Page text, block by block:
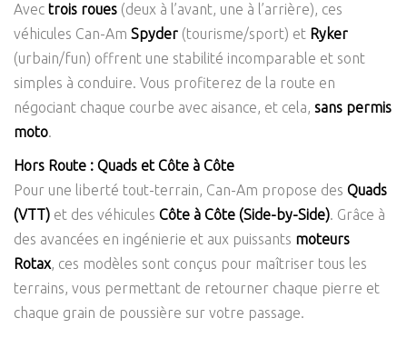
Avec trois roues (deux à l’avant, une à l’arrière), ces
véhicules Can-Am Spyder (tourisme/sport) et Ryker
(urbain/fun) offrent une stabilité incomparable et sont
simples à conduire. Vous profiterez de la route en
négociant chaque courbe avec aisance, et cela, sans permis
moto.
Hors Route : Quads et Côte à Côte
Pour une liberté tout-terrain, Can-Am propose des Quads
(VTT) et des véhicules Côte à Côte (Side-by-Side). Grâce à
des avancées en ingénierie et aux puissants moteurs
Rotax, ces modèles sont conçus pour maîtriser tous les
terrains, vous permettant de retourner chaque pierre et
chaque grain de poussière sur votre passage.